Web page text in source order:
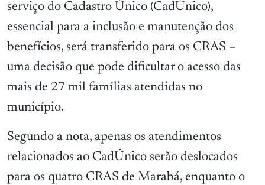
serviço do Cadastro Único (CadÚnico),
essencial para a inclusão e manutenção dos
benefícios, será transferido para os CRAS –
uma decisão que pode dificultar o acesso das
mais de 27 mil famílias atendidas no
município.
Segundo a nota, apenas os atendimentos
relacionados ao CadÚnico serão deslocados
para os quatro CRAS de Marabá, enquanto o